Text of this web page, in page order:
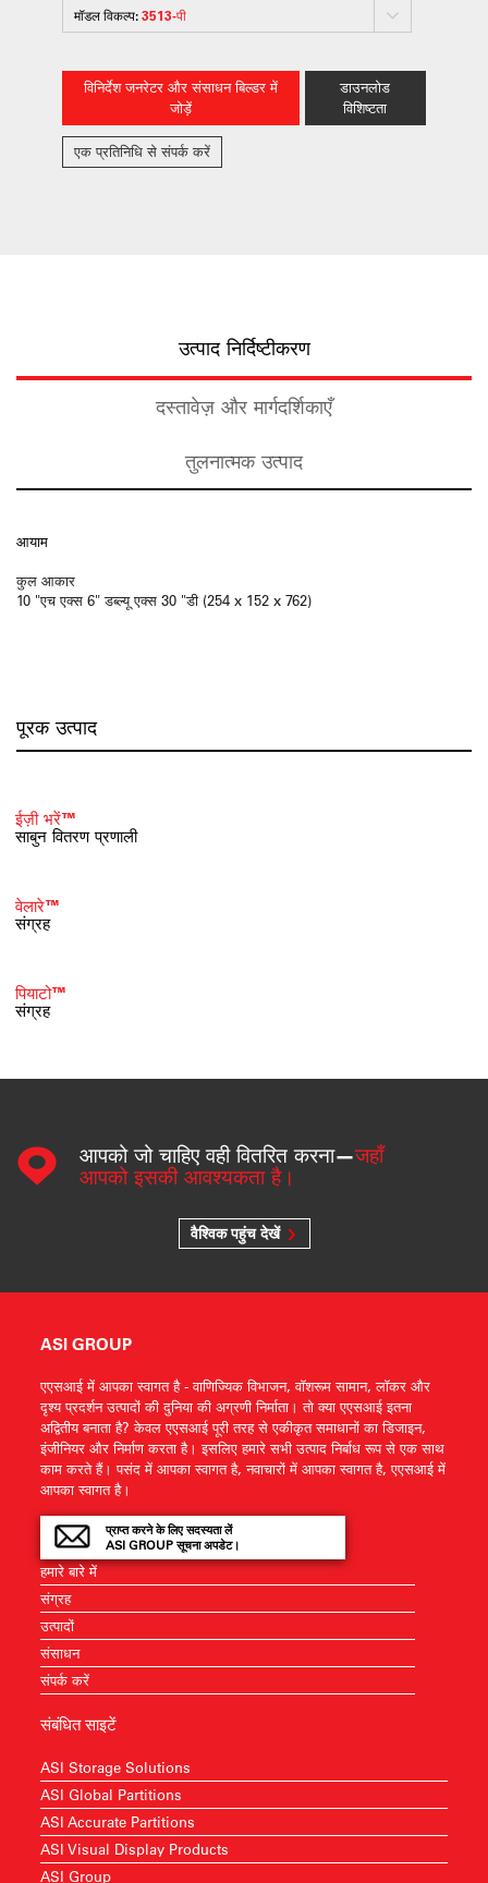
मॉडल विकल्प:3513-पी
विनिर्देश जनरेटर और संसाधन बिल्डर में
जोड़ें
डाउनलोड
विशिष्टता
एक प्रतिनिधि से संपर्क करें
उत्पाद निर्दिष्टीकरण
दस्तावेज़ और मार्गदर्शिकाएँ
तुलनात्मक उत्पाद
आयाम
कुल आकार
10 "एच एक्स 6" डब्ल्यू एक्स 30 "डी (254 x 152 x 762)
पूरक उत्पाद
ईज़ी भरें™
साबुन वितरण प्रणाली
वेलारे™
संग्रह
पियाटो™
संग्रह
आपको जो चाहिए वही वितरित करना—जहाँ
आपको इसकी आवश्यकता है।
वैश्विक पहुंच देखें
ASI GROUP
एएसआई में आपका स्वागत है - वाणिज्यिक विभाजन, वॉशरूम सामान, लॉकर और
दृश्य प्रदर्शन उत्पादों की दुनिया की अग्रणी निर्माता। तो क्या एएसआई इतना
अद्वितीय बनाता है? केवल एएसआई पूरी तरह से एकीकृत समाधानों का डिजाइन,
इंजीनियर और निर्माण करता है। इसलिए हमारे सभी उत्पाद निर्बाध रूप से एक साथ
काम करते हैं। पसंद में आपका स्वागत है, नवाचारों में आपका स्वागत है, एएसआई में
आपका स्वागत है।
प्राप्त करने के लिए सदस्यता लें
ASI GROUP सूचना अपडेट।
हमारे बारे में
संग्रह
उत्पादों
संसाधन
संपर्क करें
संबंधित साइटें
ASI Storage Solutions
ASI Global Partitions
ASI Accurate Partitions
ASI Visual Display Products
ASI Group